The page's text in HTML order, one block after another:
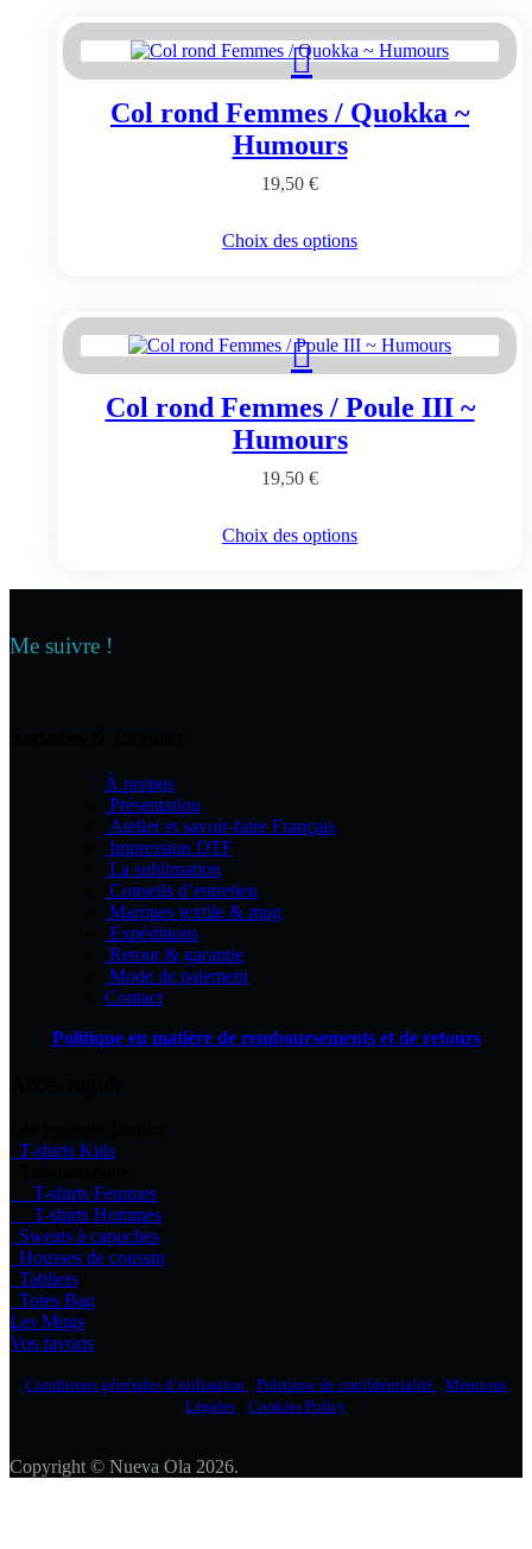
Les
options
être
choisies
sur
la
produit
Col rond Femmes / Quokka ~
Humours
19,50 €
Choix des options
Ce
Les
options
être
choisies
sur
la
produit
Col rond Femmes / Poule III ~
Humours
19,50 €
Choix des options
Ce
produit
Me suivre !
À propos
Présentation
Atelier et savoir-faire Français
Impression DTF
La sublimation
Conseils d’entretien
Marques textile & mug
Expéditions
Retour & garantie
Mode de paiement
Contact
Politique en matière de remboursements et de retours
T-shirts Kids
T-shirts Femmes
T-shirts Hommes
Sweats à capuches
Housses de coussin
Tabliers
Totes Bag
Les Mugs
Vos favoris
Conditions générales d’utilisation Politique de confidentialité
Mentions
Légales
Cookies Policy
Copyright © Nueva Ola 2026.